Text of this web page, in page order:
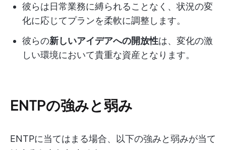
彼らは日常業務に縛られることなく、状況の変
化に応じてプランを柔軟に調整します。
彼らの新しいアイデアへの開放性は、変化の激
しい環境において貴重な資産となります。
ENTPの強みと弱み
ENTPに当てはまる場合、以下の強みと弱みが当て